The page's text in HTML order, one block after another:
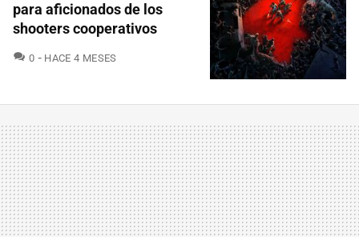
para aficionados de los
shooters cooperativos
0 COMENTARIOS
HACE 4 MESES